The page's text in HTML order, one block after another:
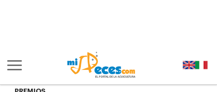
Mostrar/ocultar navegación principal